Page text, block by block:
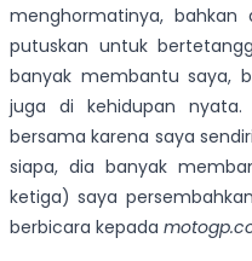
menghormatinya,
putuskan untuk
banyak membantu saya,
juga di kehidupan
bersama karena saya
siapa, dia banyak
ketiga) saya
berbicara kepada